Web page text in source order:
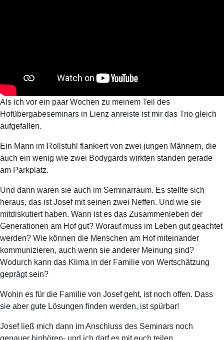
Als ich vor ein paar Wochen zu meinem Teil des
Hofübergabeseminars in Lienz anreiste ist mir das Trio gleich
aufgefallen.
Ein Mann im Rollstuhl flankiert von zwei jungen Männern, die
auch ein wenig wie zwei Bodygards wirkten standen gerade
am Parkplatz.
Und dann waren sie auch im Seminarraum. Es stellte sich
heraus, das ist Josef mit seinen zwei Neffen. Und wie sie
mitdiskutiert haben. Wann ist es das Zusammenleben der
Generationen am Hof gut? Worauf muss im Leben gut geachtet
werden? Wie können die Menschen am Hof miteinander
kommunizieren, auch wenn sie anderer Meinung sind?
Wodurch kann das Klima in der Familie von Wertschätzung
geprägt sein?
Wohin es für die Familie von Josef geht, ist noch offen. Dass
sie aber gute Lösungen finden werden, ist spürbar!
Josef ließ mich dann im Anschluss des Seminars noch
genauer hinhören- und ich darf es mit euch teilen.